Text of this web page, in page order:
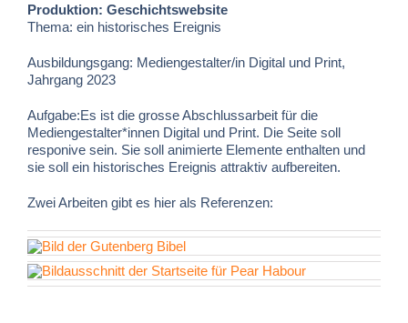
Produktion: Geschichtswebsite
Thema: ein historisches Ereignis
Ausbildungsgang: Mediengestalter/in Digital und Print,
Jahrgang 2023
Aufgabe:Es ist die grosse Abschlussarbeit für die
Mediengestalter*innen Digital und Print. Die Seite soll
responive sein. Sie soll animierte Elemente enthalten und
sie soll ein historisches Ereignis attraktiv aufbereiten.
Zwei Arbeiten gibt es hier als Referenzen: